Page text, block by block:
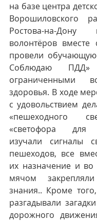
на базе центра
Ворошиловского
Ростова-на-
волонтёров вместе
провели
Соблюдаю
ограниченными
здоровья. В ходе
с удовольствием
«пешеходного
«светофора для
изучали сигналы
пешеходов, все
их назначение и
мячом
знания.. Кроме
разгадывали
дорожного